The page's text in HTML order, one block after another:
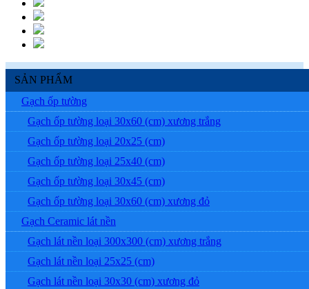
SẢN PHẨM
Gạch ốp tường
Gạch ốp tường loại 30x60 (cm) xương trắng
Gạch ốp tường loại 20x25 (cm)
Gạch ốp tường loại 25x40 (cm)
Gạch ốp tường loại 30x45 (cm)
Gạch ốp tường loại 30x60 (cm) xương đỏ
Gạch Ceramic lát nền
Gạch lát nền loại 300x300 (cm) xương trắng
Gạch lát nền loại 25x25 (cm)
Gạch lát nền loại 30x30 (cm) xương đỏ